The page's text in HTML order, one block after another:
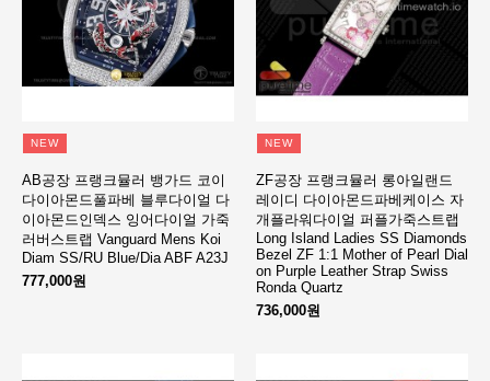
NEW
AB공장 프랭크뮬러 뱅가드 코이
다이아몬드풀파베 블루다이얼 다
이아몬드인덱스 잉어다이얼 가죽
러버스트랩 Vanguard Mens Koi
Diam SS/RU Blue/Dia ABF A23J
777,000원
NEW
ZF공장 프랭크뮬러 롱아일랜드
레이디 다이아몬드파베케이스 자
개플라워다이얼 퍼플가죽스트랩
Long Island Ladies SS Diamonds
Bezel ZF 1:1 Mother of Pearl Dial
on Purple Leather Strap Swiss
Ronda Quartz
736,000원